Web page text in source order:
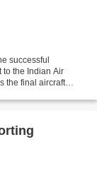
successful
to the Indian Air
the final aircraft